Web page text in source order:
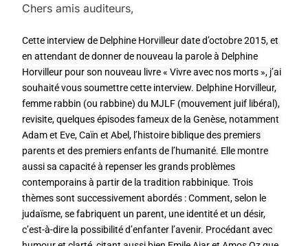
Chers amis auditeurs,
Cette interview de Delphine Horvilleur date d’octobre 2015, et
en attendant de donner de nouveau la parole à Delphine
Horvilleur pour son nouveau livre « Vivre avec nos morts », j’ai
souhaité vous soumettre cette interview. Delphine Horvilleur,
femme rabbin (ou rabbine) du MJLF (mouvement juif libéral),
revisite, quelques épisodes fameux de la Genèse, notamment
Adam et Eve, Caïn et Abel, l’histoire biblique des premiers
parents et des premiers enfants de l’humanité. Elle montre
aussi sa capacité à repenser les grands problèmes
contemporains à partir de la tradition rabbinique. Trois
thèmes sont successivement abordés : Comment, selon le
judaïsme, se fabriquent un parent, une identité et un désir,
c’est-à-dire la possibilité d’enfanter l’avenir. Procédant avec